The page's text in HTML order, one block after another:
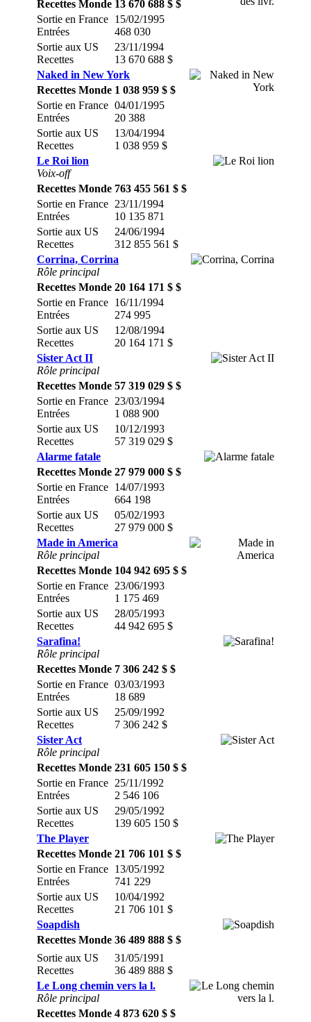
Recettes Monde 13 670 688 $ $
Sortie en France
Entrées
15/02/1995
468 030
Sortie aux US
Recettes
23/11/1994
13 670 688 $
Naked in New York
Recettes Monde 1 038 959 $ $
Sortie en France
Entrées
04/01/1995
20 388
Sortie aux US
Recettes
13/04/1994
1 038 959 $
Le Roi lion
Voix-off
Recettes Monde 763 455 561 $ $
Sortie en France
Entrées
23/11/1994
10 135 871
Sortie aux US
Recettes
24/06/1994
312 855 561 $
Corrina, Corrina
Rôle principal
Recettes Monde 20 164 171 $ $
Sortie en France
Entrées
16/11/1994
274 995
Sortie aux US
Recettes
12/08/1994
20 164 171 $
Sister Act II
Rôle principal
Recettes Monde 57 319 029 $ $
Sortie en France
Entrées
23/03/1994
1 088 900
Sortie aux US
Recettes
10/12/1993
57 319 029 $
Alarme fatale
Recettes Monde 27 979 000 $ $
Sortie en France
Entrées
14/07/1993
664 198
Sortie aux US
Recettes
05/02/1993
27 979 000 $
Made in America
Rôle principal
Recettes Monde 104 942 695 $ $
Sortie en France
Entrées
23/06/1993
1 175 469
Sortie aux US
Recettes
28/05/1993
44 942 695 $
Sarafina!
Rôle principal
Recettes Monde 7 306 242 $ $
Sortie en France
Entrées
03/03/1993
18 689
Sortie aux US
Recettes
25/09/1992
7 306 242 $
Sister Act
Rôle principal
Recettes Monde 231 605 150 $ $
Sortie en France
Entrées
25/11/1992
2 546 106
Sortie aux US
Recettes
29/05/1992
139 605 150 $
The Player
Recettes Monde 21 706 101 $ $
Sortie en France
Entrées
13/05/1992
741 229
Sortie aux US
Recettes
10/04/1992
21 706 101 $
Soapdish
Recettes Monde 36 489 888 $ $
Sortie aux US
Recettes
31/05/1991
36 489 888 $
Le Long chemin vers la l.
Rôle principal
Recettes Monde 4 873 620 $ $